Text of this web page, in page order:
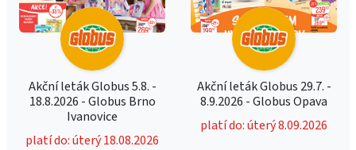
Akční leták Globus 5.8. -
18.8.2026 - Globus Brno
Ivanovice
platí do: úterý 18.08.2026
Akční leták Globus 29.7. -
8.9.2026 - Globus Opava
platí do: úterý 8.09.2026